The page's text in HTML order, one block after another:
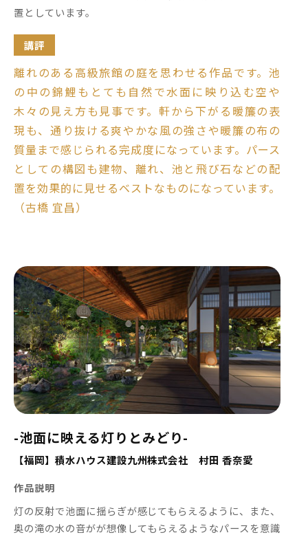
置としています。
講評
離れのある高級旅館の庭を思わせる作品です。池
の中の錦鯉もとても自然で水面に映り込む空や
木々の見え方も見事です。軒から下がる暖簾の表
現も、通り抜ける爽やかな風の強さや暖簾の布の
質量まで感じられる完成度になっています。パース
としての構図も建物、離れ、池と飛び石などの配
置を効果的に見せるベストなものになっています。
（古橋 宜昌）
-池面に映える灯りとみどり-
【福岡】積水ハウス建設九州株式会社 村田 香奈愛
作品説明
灯の反射で池面に揺らぎが感じてもらえるように、また、
奥の滝の水の音がが想像してもらえるようなパースを意識